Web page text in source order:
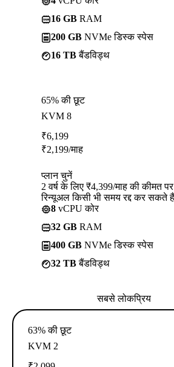
16 GB RAM
200 GB NVMe डिस्क स्पेस
16 TBबैंडविड्थ
65% की छूट
KVM 8
₹6,199
₹2,199/माह
प्लान चुनें
2 वर्ष के लिए ₹4,399/माह की कीमत
रिन्यूअल किसी भी समय रद्द कर सकते
8 vCPU कोर
32 GB RAM
400 GB NVMe डिस्क स्पेस
32 TBबैंडविड्थ
सबसे लोकप्रिय
63% की छूट
KVM 2